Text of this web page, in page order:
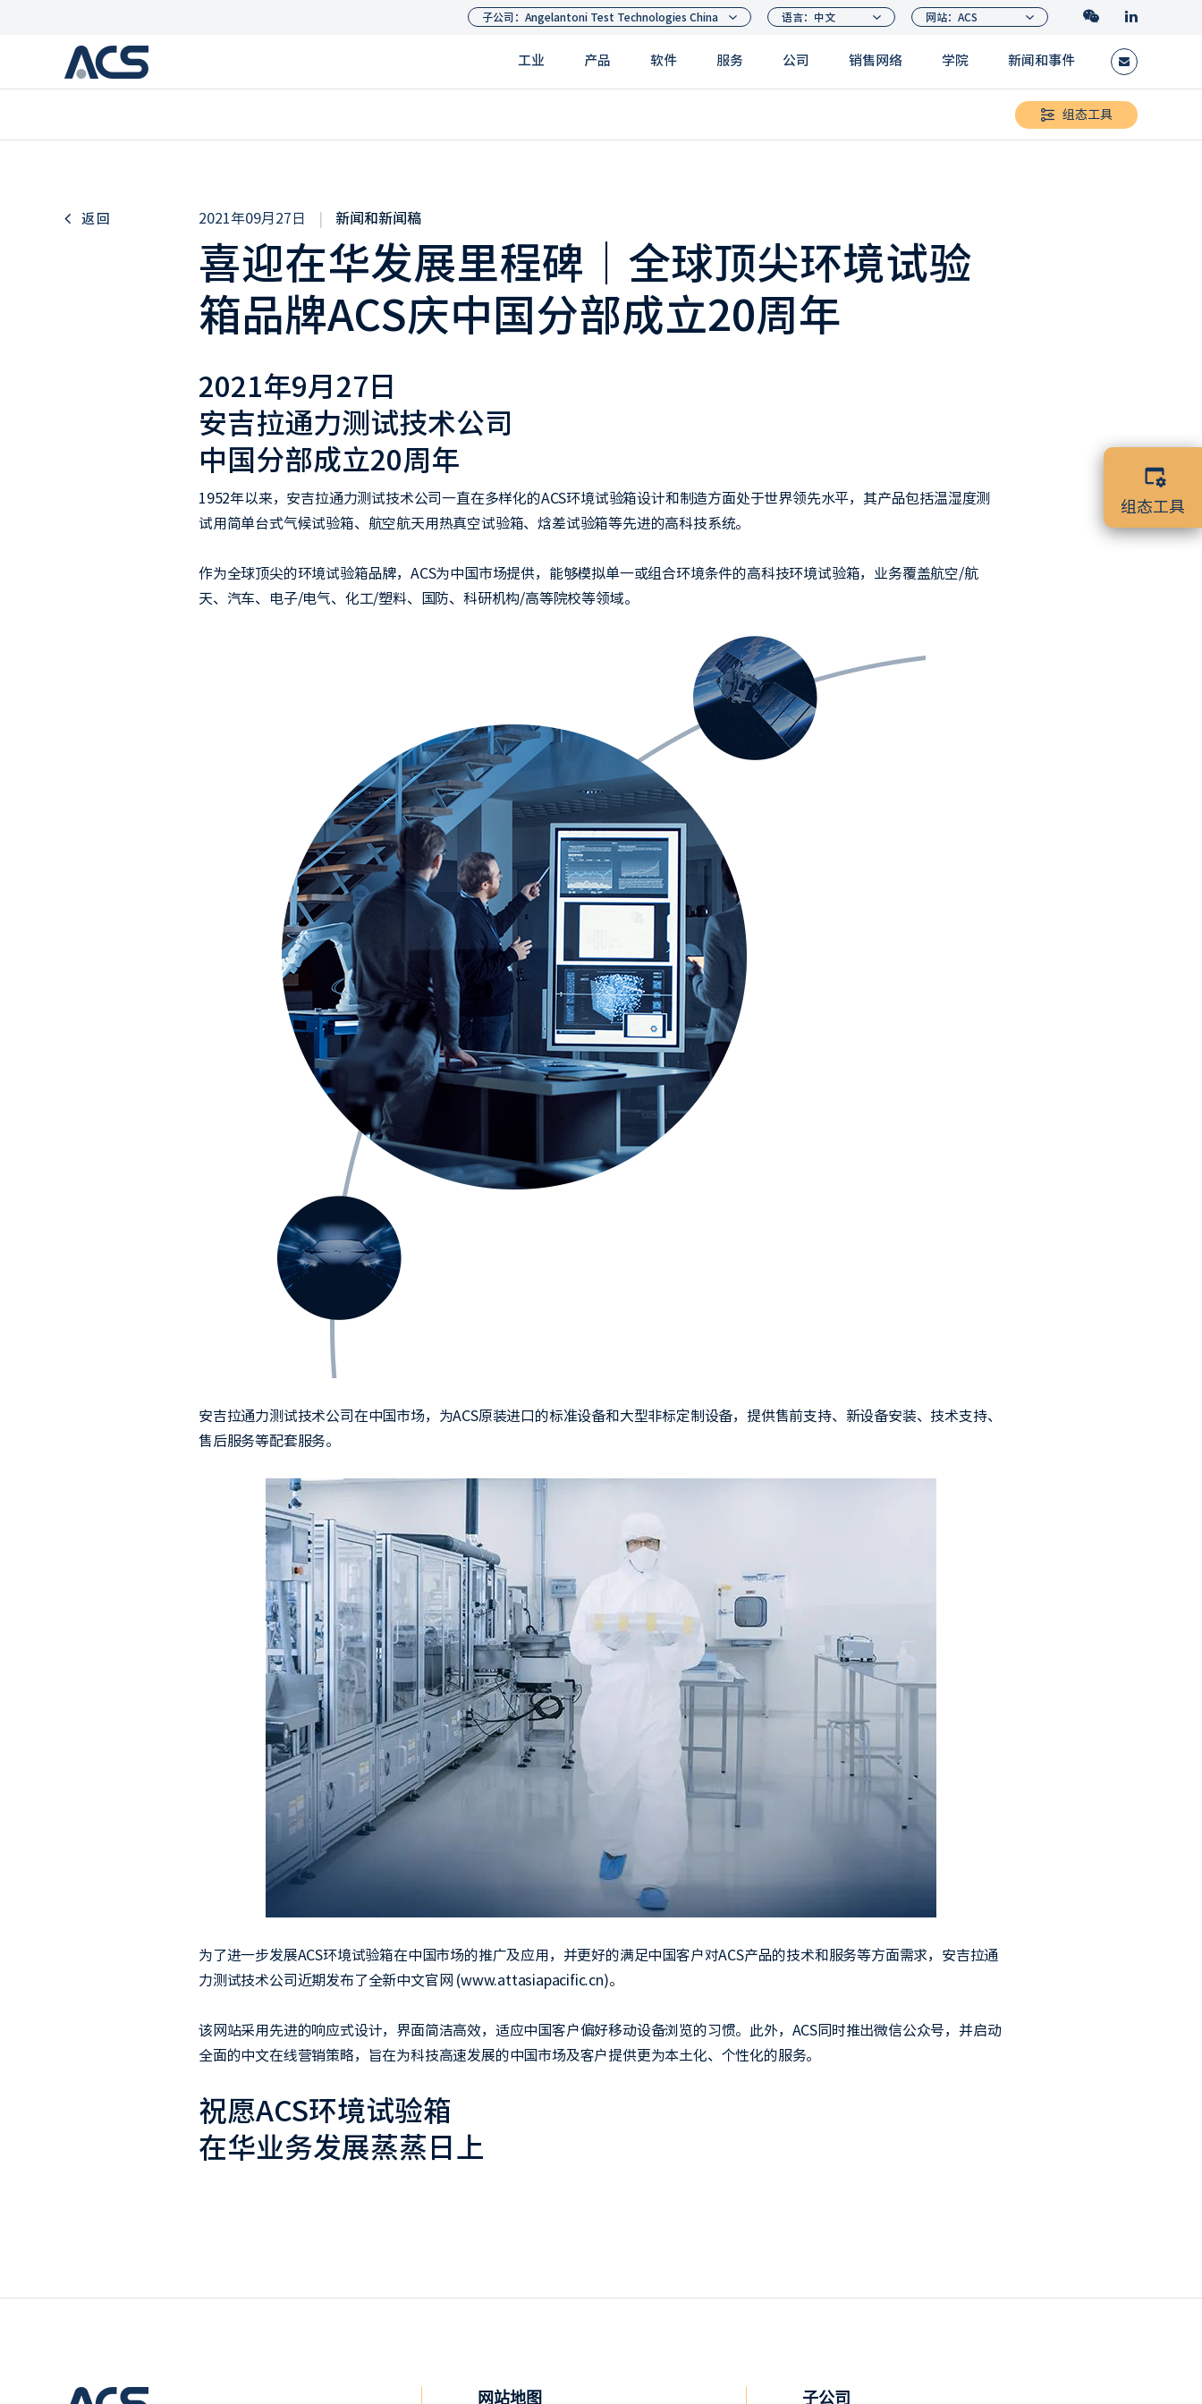
工业 产品 软件 服务 公司 销售网络 学院 新闻和事件
组态工具
组态工具
返回 2021年09月27日 新闻和新闻稿
喜迎在华发展里程碑｜全球顶尖环境试验
箱品牌ACS庆中国分部成立20周年
2021年9月27日
安吉拉通力测试技术公司
中国分部成立20周年
1952年以来，安吉拉通力测试技术公司一直在多样化的ACS环境试验箱设计和制造方面处于世界领先水平，其产品包括温湿度测
试用简单台式气候试验箱、航空航天用热真空试验箱、焓差试验箱等先进的高科技系统。
作为全球顶尖的环境试验箱品牌，ACS为中国市场提供，能够模拟单一或组合环境条件的高科技环境试验箱，业务覆盖航空/航
天、汽车、电子/电气、化工/塑料、国防、科研机构/高等院校等领域。
安吉拉通力测试技术公司在中国市场，为ACS原装进口的标准设备和大型非标定制设备，提供售前支持、新设备安装、技术支持、
售后服务等配套服务。
为了进一步发展ACS环境试验箱在中国市场的推广及应用，并更好的满足中国客户对ACS产品的技术和服务等方面需求，安吉拉通
力测试技术公司近期发布了全新中文官网 (www.attasiapacific.cn)。
该网站采用先进的响应式设计，界面简洁高效，适应中国客户偏好移动设备浏览的习惯。此外，ACS同时推出微信公众号，并启动
全面的中文在线营销策略，旨在为科技高速发展的中国市场及客户提供更为本土化、个性化的服务。
祝愿ACS环境试验箱
在华业务发展蒸蒸日上
网站地图 子公司